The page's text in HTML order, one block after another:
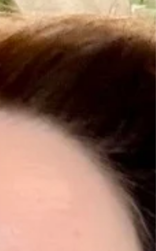
Мы публикуем лонг-лист конкурса на лучший
женский рассказ на тему «История женского
рода».